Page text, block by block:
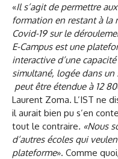
«Il s’agit de permettre
formation en restant à la
Covid-19 sur le
E-Campus est une
interactive d’une
simultané, logée dans
peut être étendue à 12
Laurent Zoma. L’IST ne
il aurait bien pu s’en
tout le contraire. «Nous
d’autres écoles qui
plateforme». Comme